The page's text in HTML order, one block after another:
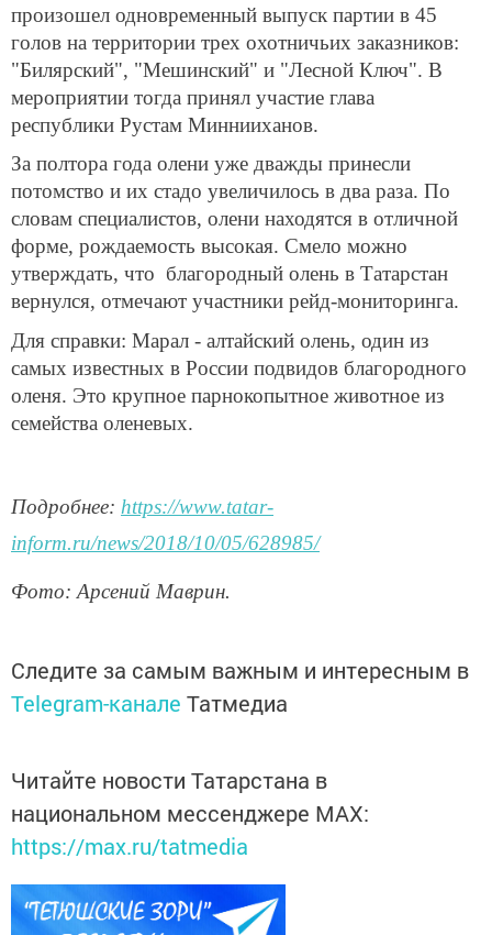
произошел одновременный выпуск партии в 45
голов на территории трех охотничьих заказников:
"Билярский", "Мешинский" и "Лесной Ключ". В
мероприятии тогда принял участие глава
республики Рустам Миннииханов.
За полтора года олени уже дважды принесли
потомство и их стадо увеличилось в два раза. По
словам специалистов, олени находятся в отличной
форме, рождаемость высокая. Смело можно
утверждать, что благородный олень в Татарстан
вернулся, отмечают участники рейд-мониторинга.
Для справки: Марал - алтайский олень, один из
самых известных в России подвидов благородного
оленя. Это крупное парнокопытное животное из
семейства оленевых.
Подробнее: https://www.tatar-
inform.ru/news/2018/10/05/628985/
Фото: Арсений Маврин.
Следите за самым важным и интересным в
Telegram-канале Татмедиа
Читайте новости Татарстана в
национальном мессенджере MАХ:
https://max.ru/tatmedia